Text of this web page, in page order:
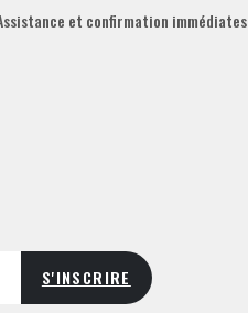
et confirmation immédiates